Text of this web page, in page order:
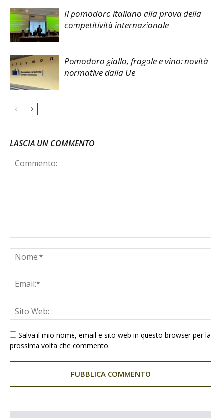
Il pomodoro italiano alla prova della
competitività internazionale
Pomodoro giallo, fragole e vino: novità
normative dalla Ue
LASCIA UN COMMENTO
Salva il mio nome, email e sito web in questo browser per la
prossima volta che commento.